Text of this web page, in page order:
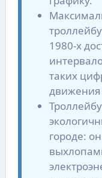
1980-х
таких
движения
городе: